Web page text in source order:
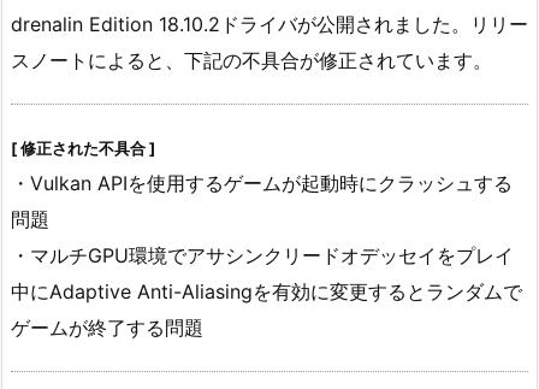
drenalin Edition 18.10.2ドライバが公開されました。リリー
スノートによると、下記の不具合が修正されています。
[ 修正された不具合 ]
・Vulkan APIを使用するゲームが起動時にクラッシュする
問題
・マルチGPU環境でアサシンクリードオデッセイをプレイ
中にAdaptive Anti-Aliasingを有効に変更するとランダムで
ゲームが終了する問題